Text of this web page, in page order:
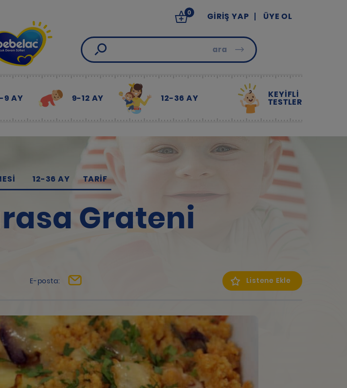
ara
0 GIRIŞ YAP ÜYE OL
9 AY 9-12 AY 12-36 AY KEYİFLİ
TESTLER
12-36 AY TARIF
Grateni
E-posta: Listene Ekle